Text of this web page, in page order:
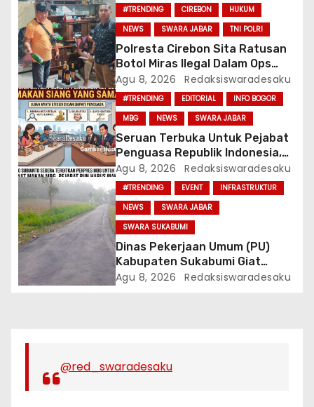
o
s
#TRENDING CIREBON
HUKUM
NEWS
SWARA JABAR TNI POLRI
Polresta Cirebon Sita Ratusan
Botol Miras Ilegal Dalam Ops
Pekat
Agu 8, 2026 Redaksiswaradesaku
#TRENDING EDITORIAL
INFO BOGOR
MBG
NEWS SWARA JABAR
Seruan Terbuka Untuk Pejabat
Penguasa Republik Indonesia,
Makan Siang Yang Sama
Agu 8, 2026 Redaksiswaradesaku
#TRENDING EVENT
INFRASTRUKTUR
NEWS
SWARA JABAR
SWARA SUKABUMI
Dinas Pekerjaan Umum (PU)
Kabupaten Sukabumi Giat
Laksanakan Perbaikan Jalan
Agu 8, 2026 Redaksiswaradesaku
@red_swaradesaku